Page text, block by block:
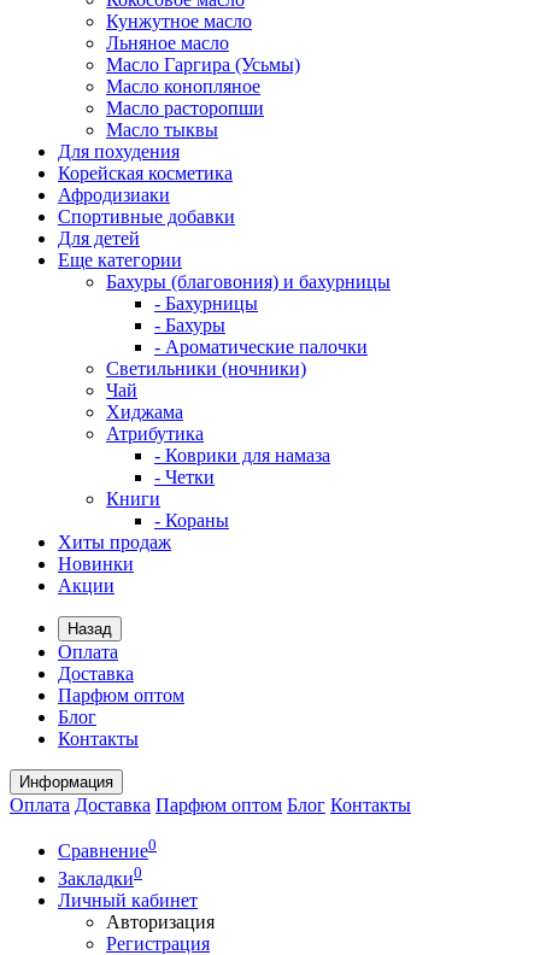
Кунжутное масло
Льняное масло
Масло Гаргира (Усьмы)
Масло конопляное
Масло расторопши
Масло тыквы
Для похудения
Корейская косметика
Афродизиаки
Спортивные добавки
Для детей
Еще категории
Бахуры (благовония) и бахурницы
- Бахурницы
- Бахуры
- Ароматические палочки
Светильники (ночники)
Чай
Хиджама
Атрибутика
- Коврики для намаза
- Четки
Книги
- Кораны
Хиты продаж
Новинки
Акции
Назад
Оплата
Доставка
Парфюм оптом
Блог
Контакты
Информация
Оплата Доставка Парфюм оптом Блог Контакты
Сравнение0
Закладки0
Личный кабинет
Авторизация
Регистрация